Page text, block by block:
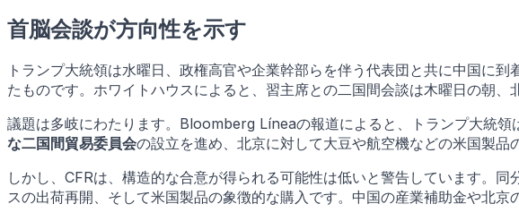
首脳会談が方向性を示す
トランプ大統領は水曜日、政権高官や企業幹部らを伴う代表団と共に中国に
たものです。ホワイトハウスによると、習主席との二国間会談は木曜日の朝
議題は多岐にわたります。Bloomberg Líneaの報道によると、トランプ大統
な二国間貿易委員会の設立を進め、北京に対して大豆や航空機などの米国製品
しかし、CFRは、構造的な合意が得られる可能性は低いと警告しています。
スの出荷再開、そして米国製品の象徴的な購入です。中国の産業補助金や北